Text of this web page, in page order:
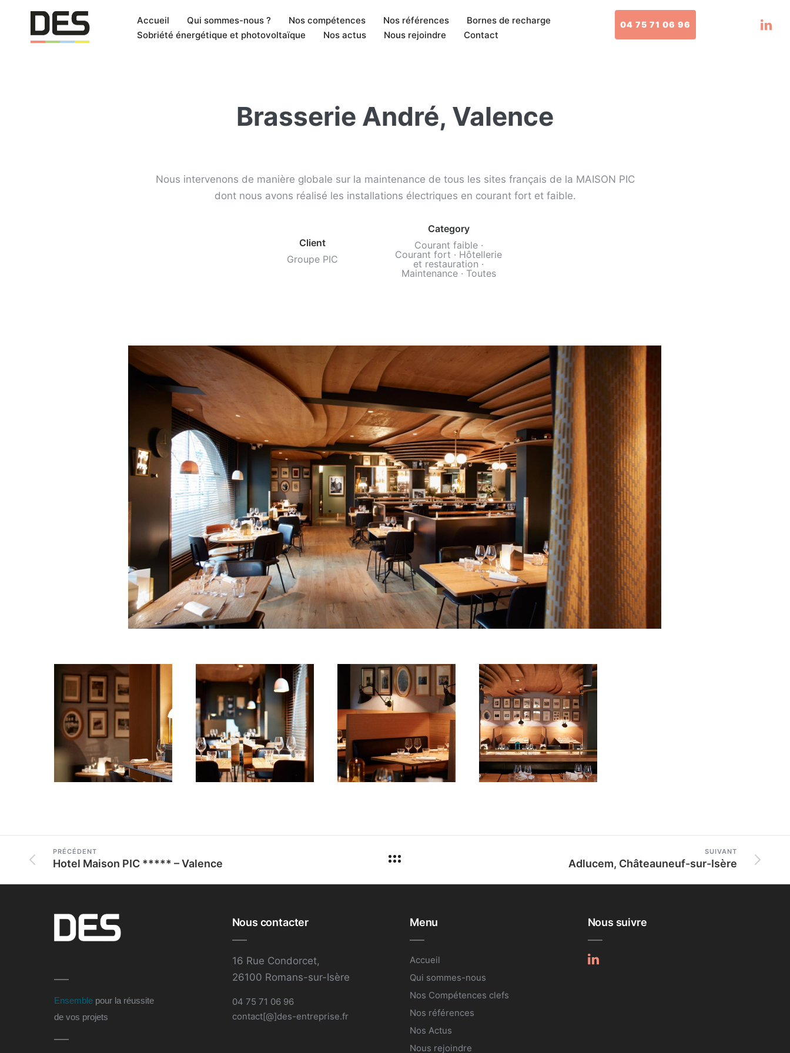
Accueil Qui sommes-nous ? Nos compétences Nos références
Bornes de recharge
Sobriété énergétique et photovoltaïque
Nos actus Nous rejoindre Contact
04 75 71 06 96
Brasserie André, Valence
Nous intervenons de manière globale sur la maintenance de tous les sites français de la MAISON PIC
dont nous avons réalisé les installations électriques en courant fort et faible.
Client
Groupe PIC
Category
Courant faible·
Courant fort · Hôtellerie
et restauration ·
Maintenance· Toutes
PRÉCÉDENT
Hotel Maison PIC ***** – Valence
SUIVANT
Adlucem, Châteauneuf-sur-Isère
Ensemble pour la réussite
de vos projets
Nous contacter
16 Rue Condorcet,
26100 Romans-sur-Isère
04 75 71 06 96
contact[@]des-entreprise.fr
Menu
Accueil
Qui sommes-nous
Nos Compétences clefs
Nos références
Nos Actus
Nous rejoindre
Nous suivre